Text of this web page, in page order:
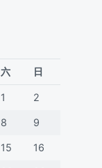
六 日
1 2
8 9
15 16